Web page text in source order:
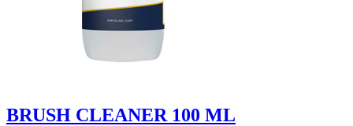
BRUSH CLEANER 100 ML